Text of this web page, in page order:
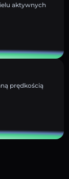
aktywnych
prędkością